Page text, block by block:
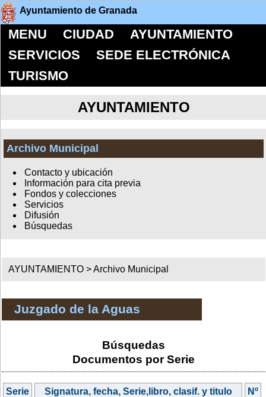
Ayuntamiento de Granada
MENU CIUDAD
AYUNTAMIENTO
SERVICIOS
SEDE ELECTRÓNICA
TURISMO
AYUNTAMIENTO
Archivo Municipal
Contacto y ubicación
Información para cita previa
Fondos y colecciones
Servicios
Difusión
Búsquedas
AYUNTAMIENTO >Archivo Municipal
Juzgado de la Aguas
Búsquedas
Documentos por Serie
Serie Signatura, fecha, Serie,libro, clasif. y titulo
Nº